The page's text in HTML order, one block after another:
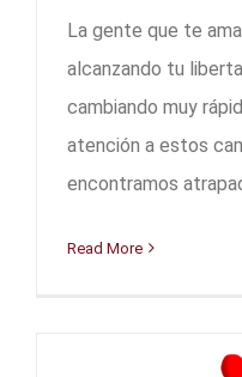
La gente que te
alcanzando tu
cambiando muy
atención a estos
encontramos
Read More